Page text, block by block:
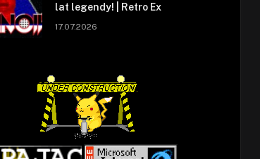
lat legendy! | Retro Ex
17.07.2026